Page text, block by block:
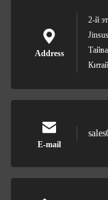
Address
2-й
Китай
E-mail